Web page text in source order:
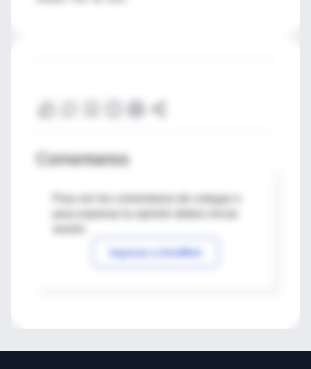
Comentarios
Para ver los comentarios de colegas o
Ingresar a IntraMed